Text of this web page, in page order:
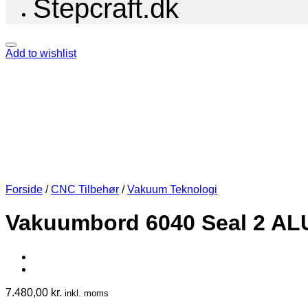
Stepcraft.dk
Add to wishlist
Forside / CNC Tilbehør / Vakuum Teknologi
Vakuumbord 6040 Seal 2
7.480,00 kr. inkl. moms